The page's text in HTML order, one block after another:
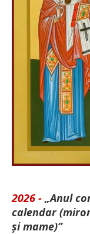
2026 - „Anul
calendar
și mame)”